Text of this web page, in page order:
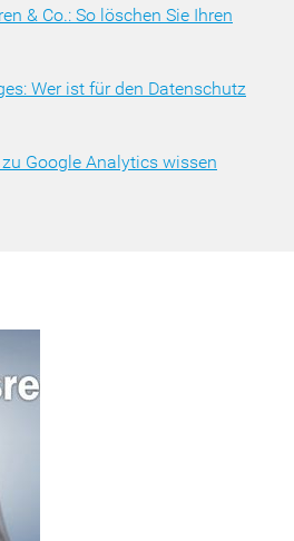
& Co.: So löschen Sie Ihren
Wer ist für den Datenschutz
Google Analytics wissen